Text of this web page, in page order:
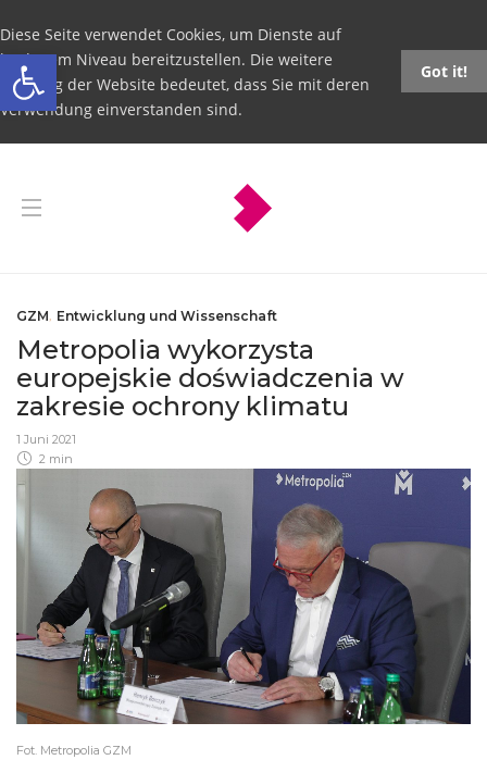
Open toolbar
Diese Seite verwendet Cookies, um Dienste auf
höchstem Niveau bereitzustellen. Die weitere
Nutzung der Website bedeutet, dass Sie mit deren
Verwendung einverstanden sind.
Got it!
GZM, Entwicklung und Wissenschaft
Metropolia wykorzysta
europejskie doświadczenia w
zakresie ochrony klimatu
1 Juni 2021
2 min
Fot. Metropolia GZM